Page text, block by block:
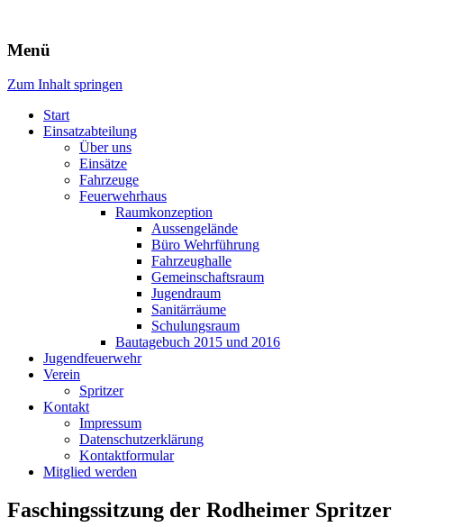
Freiwillige Feuerwehr Rodheim v.d.H.
Menü
Zum Inhalt springen
Start
Einsatzabteilung
Über uns
Einsätze
Fahrzeuge
Feuerwehrhaus
Raumkonzeption
Aussengelände
Büro Wehrführung
Fahrzeughalle
Gemeinschaftsraum
Jugendraum
Sanitärräume
Schulungsraum
Bautagebuch 2015 und 2016
Jugendfeuerwehr
Verein
Spritzer
Kontakt
Impressum
Datenschutzerklärung
Kontaktformular
Mitglied werden
Faschingssitzung der Rodheimer Spritzer